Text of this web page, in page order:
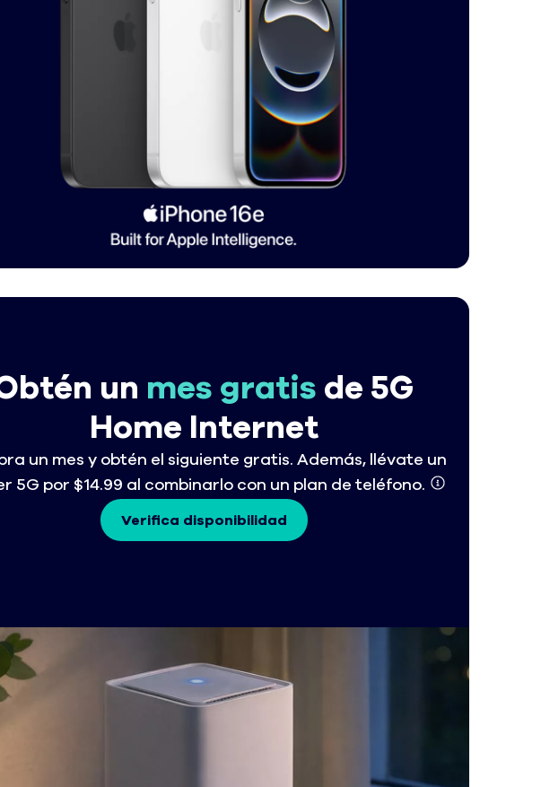
un mes gratis de 5G
Home Internet
un mes y obtén el siguiente gratis. Además, llévate un
5G por $14.99 al combinarlo con un plan de teléfono.
Verifica disponibilidad